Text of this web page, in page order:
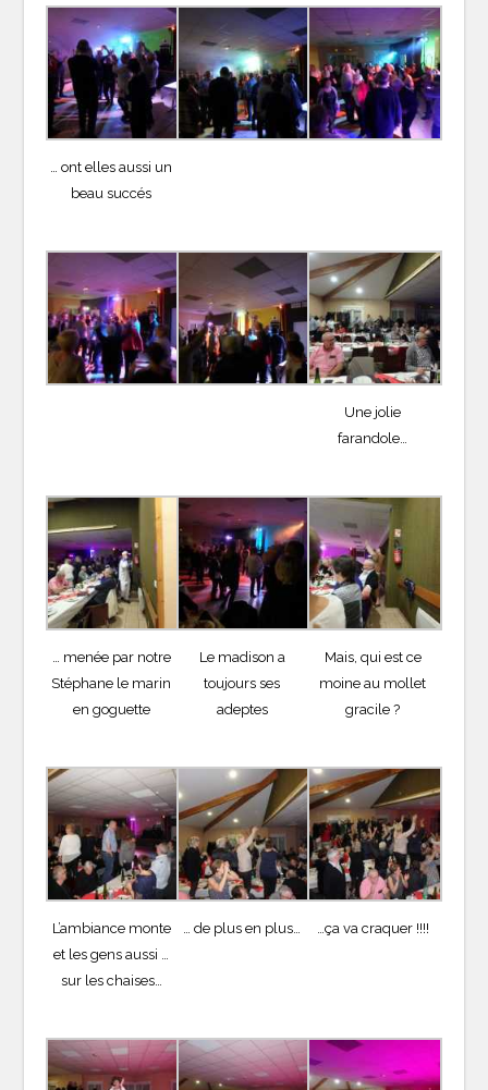
… ont elles aussi un
beau succés
Une jolie
farandole…
… menée par notre
Stéphane le marin
en goguette
Le madison a
toujours ses
adeptes
Mais, qui est ce
moine au mollet
gracile ?
L’ambiance monte
et les gens aussi …
sur les chaises…
… de plus en plus… …ça va craquer !!!!